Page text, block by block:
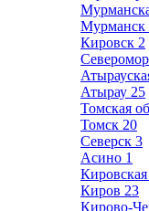
Мурманск
Кировск 2
Атырау 25
Томская
Томск 20
Северск 3
Асино 1
Кировская
Киров 23
Кирово-